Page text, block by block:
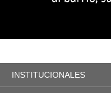
INSTITUCIONALES